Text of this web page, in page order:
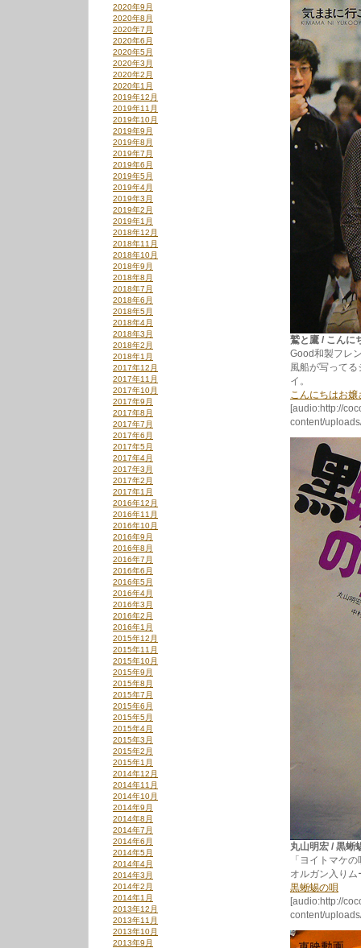
鷲と鷹 / こんに
Good和製フレ
風船が写って
イ。
こんにちはお嬢
[audio:http://
content/
丸山明宏 / 黒
「ヨイトマケ
オルガン入り
黒蜥蜴の唄
[audio:http://
content/
2020年9月
2020年8月
2020年7月
2020年6月
2020年5月
2020年3月
2020年2月
2020年1月
2019年12月
2019年11月
2019年10月
2019年9月
2019年8月
2019年7月
2019年6月
2019年5月
2019年4月
2019年3月
2019年2月
2019年1月
2018年12月
2018年11月
2018年10月
2018年9月
2018年8月
2018年7月
2018年6月
2018年5月
2018年4月
2018年3月
2018年2月
2018年1月
2017年12月
2017年11月
2017年10月
2017年9月
2017年8月
2017年7月
2017年6月
2017年5月
2017年4月
2017年3月
2017年2月
2017年1月
2016年12月
2016年11月
2016年10月
2016年9月
2016年8月
2016年7月
2016年6月
2016年5月
2016年4月
2016年3月
2016年2月
2016年1月
2015年12月
2015年11月
2015年10月
2015年9月
2015年8月
2015年7月
2015年6月
2015年5月
2015年4月
2015年3月
2015年2月
2015年1月
2014年12月
2014年11月
2014年10月
2014年9月
2014年8月
2014年7月
2014年6月
2014年5月
2014年4月
2014年3月
2014年2月
2014年1月
2013年12月
2013年11月
2013年10月
2013年9月